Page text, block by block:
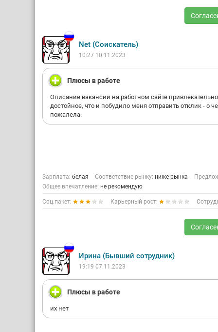
Net (Соискатель)
10:27 10.11.2023
Плюсы в работе
Описание вакансии на работном сайте
достойное, что и побудило меня отправить отклик - о
пожалела.
Зарплата: белая Соответствие рынку: ниже рынка
Общее впечатление: не рекомендую
Соц.пакет: Карьерный рост:
Ирина (Бывший сотрудник)
19:19 07.11.2023
Плюсы в работе
их нет